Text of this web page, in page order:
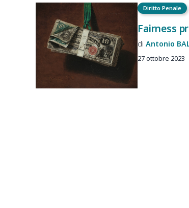
Diritto Penale
Fairness
Antonio
27 ottobre 2023